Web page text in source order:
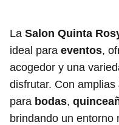
La Salon Quinta
ideal para eventos,
acogedor y una
disfrutar. Con amplias
para bodas,
brindando un entorno